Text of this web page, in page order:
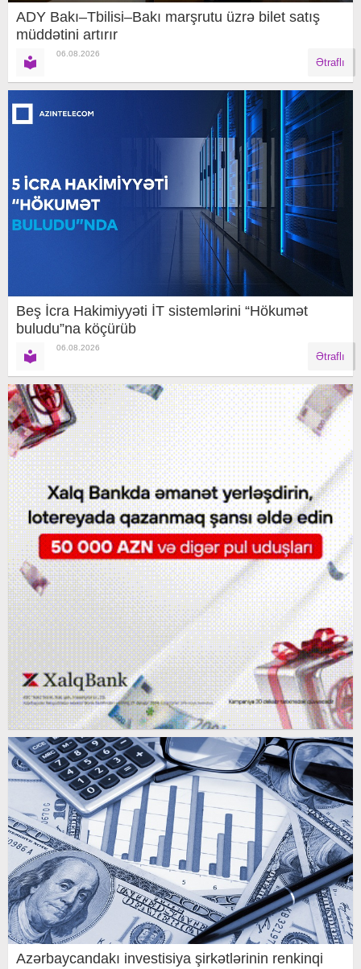
ADY Bakı–Tbilisi–Bakı marşrutu üzrə bilet satış
müddətini artırır
06.08.2026
Ətraflı
Beş İcra Hakimiyyəti İT sistemlərini “Hökumət
buludu”na köçürüb
06.08.2026
Ətraflı
Azərbaycandakı investisiya şirkətlərinin renkinqi